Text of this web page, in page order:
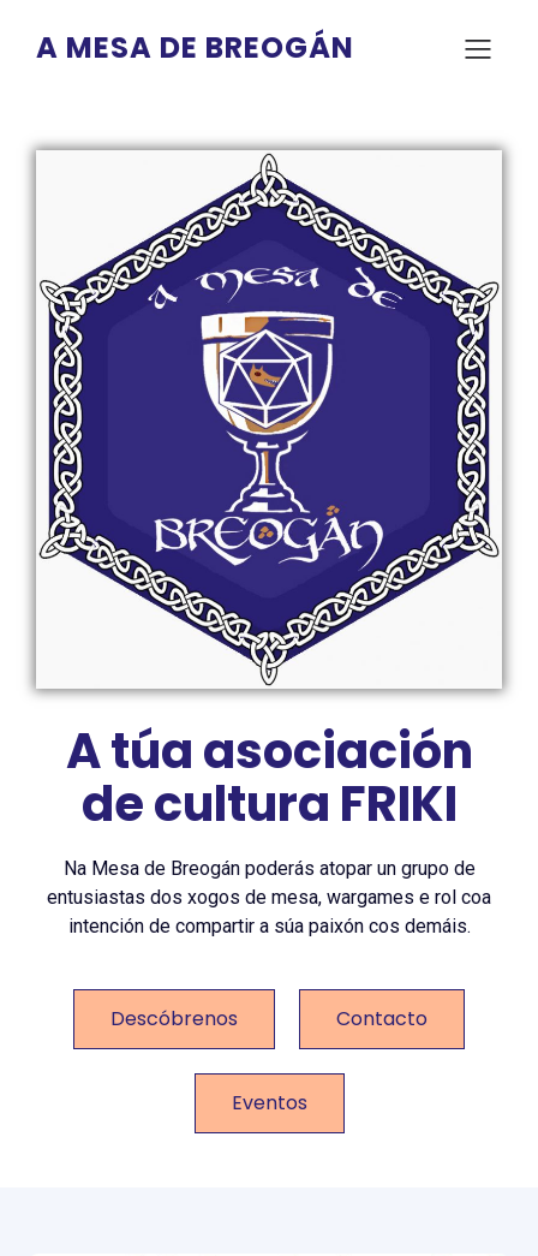
A MESA DE BREOGÁN
A túa asociación
de cultura FRIKI
Na Mesa de Breogán poderás atopar un grupo de
entusiastas dos xogos de mesa, wargames e rol coa
intención de compartir a súa paixón cos demáis.
Descóbrenos Contacto
Eventos